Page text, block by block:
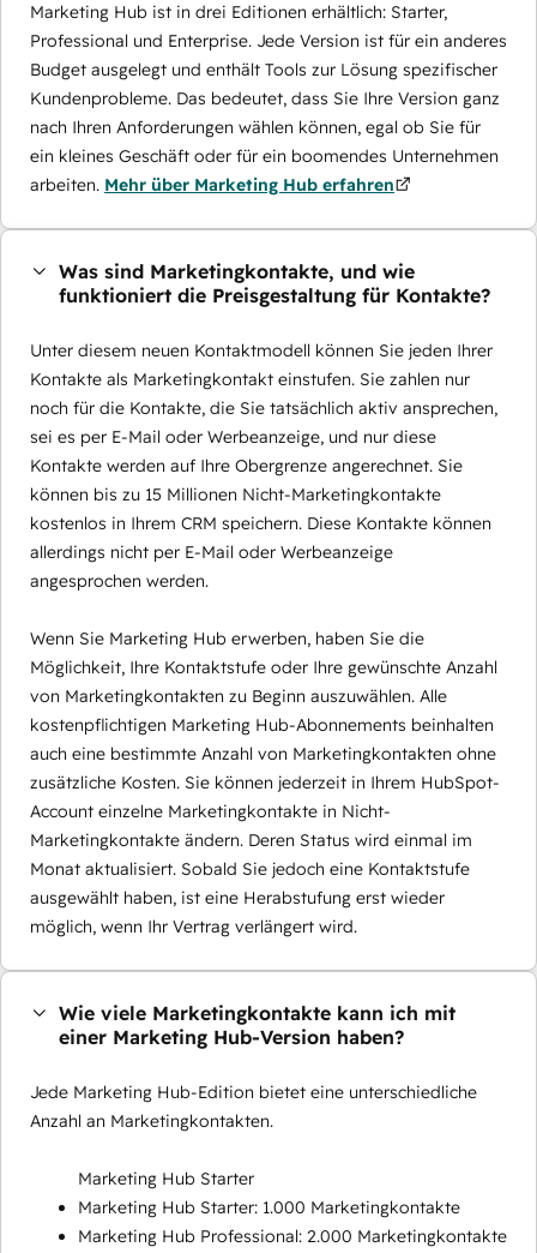
Marketing Hub ist in drei Editionen erhältlich: Starter,
Professional und Enterprise. Jede Version ist für ein anderes
Budget ausgelegt und enthält Tools zur Lösung spezifischer
Kundenprobleme. Das bedeutet, dass Sie Ihre Version ganz
nach Ihren Anforderungen wählen können, egal ob Sie für
ein kleines Geschäft oder für ein boomendes Unternehmen
arbeiten. Mehr über Marketing Hub erfahren
Was sind Marketingkontakte, und wie
funktioniert die Preisgestaltung für Kontakte?
Unter diesem neuen Kontaktmodell können Sie jeden Ihrer
Kontakte als Marketingkontakt einstufen. Sie zahlen nur
noch für die Kontakte, die Sie tatsächlich aktiv ansprechen,
sei es per E-Mail oder Werbeanzeige, und nur diese
Kontakte werden auf Ihre Obergrenze angerechnet. Sie
können bis zu 15 Millionen Nicht-Marketingkontakte
kostenlos in Ihrem CRM speichern. Diese Kontakte können
allerdings nicht per E-Mail oder Werbeanzeige
angesprochen werden.
Wenn Sie Marketing Hub erwerben, haben Sie die
Möglichkeit, Ihre Kontaktstufe oder Ihre gewünschte Anzahl
von Marketingkontakten zu Beginn auszuwählen. Alle
kostenpflichtigen Marketing Hub-Abonnements beinhalten
auch eine bestimmte Anzahl von Marketingkontakten ohne
zusätzliche Kosten. Sie können jederzeit in Ihrem HubSpot-
Account einzelne Marketingkontakte in Nicht-
Marketingkontakte ändern. Deren Status wird einmal im
Monat aktualisiert. Sobald Sie jedoch eine Kontaktstufe
ausgewählt haben, ist eine Herabstufung erst wieder
möglich, wenn Ihr Vertrag verlängert wird.
Wie viele Marketingkontakte kann ich mit
einer Marketing Hub-Version haben?
Jede Marketing Hub-Edition bietet eine unterschiedliche
Anzahl an Marketingkontakten.
Marketing Hub Starter
Marketing Hub Starter: 1.000 Marketingkontakte
Marketing Hub Professional: 2.000 Marketingkontakte